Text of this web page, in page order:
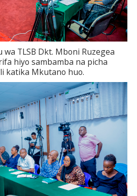
TLSB Dkt. Mboni Ruzegea
hiyo sambamba na picha
katika Mkutano huo.